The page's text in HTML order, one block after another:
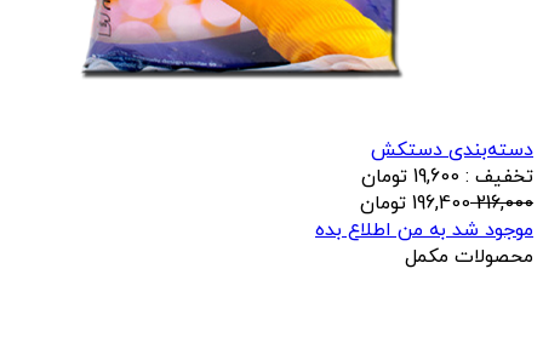
دسته‌بندی دستکش
تخفیف : 19,600 تومان
216,000
196,400 تومان
موجود شد به من اطلاع بده
محصولات مکمل